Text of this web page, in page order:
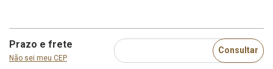
Prazo e frete
Não sei meu CEP
Consultar